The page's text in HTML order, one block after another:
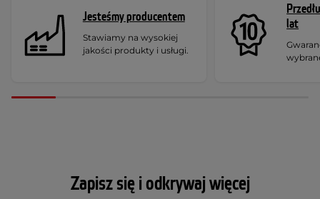
Jesteśmy producentem
Stawiamy na wysokiej
jakości produkty i usługi.
lat
Zapisz się i odkrywaj więcej